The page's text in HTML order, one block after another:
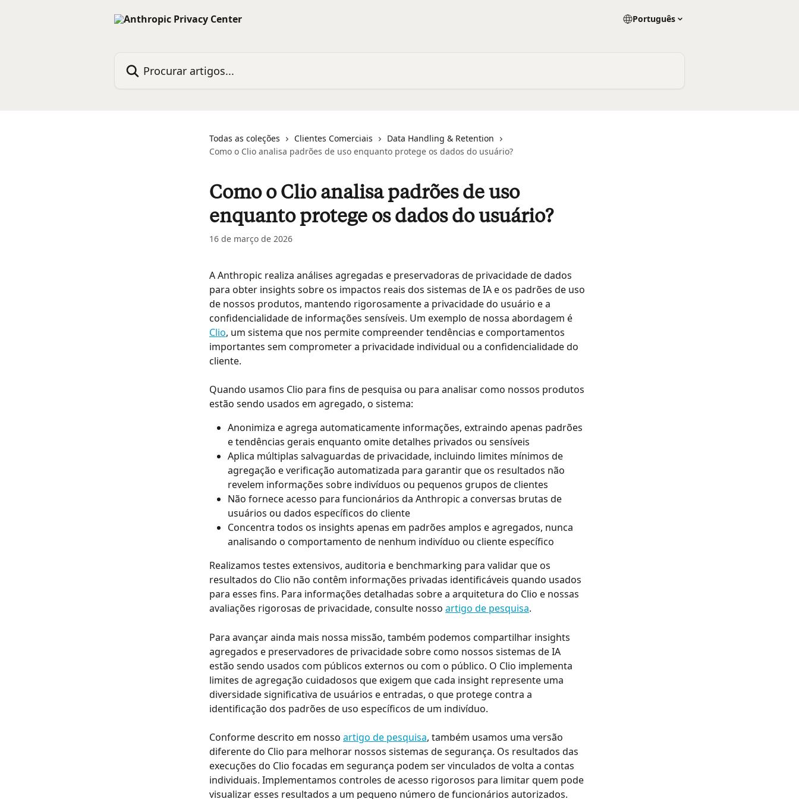
Português
Todas as coleções Clientes Comerciais
Data Handling & Retention
Como o Clio analisa padrões de uso enquanto protege os dados do usuário?
Como o Clio analisa padrões de uso
enquanto protege os dados do usuário?
16 de março de 2026
A Anthropic realiza análises agregadas e preservadoras de privacidade de dados
para obter insights sobre os impactos reais dos sistemas de IA e os padrões de uso
de nossos produtos, mantendo rigorosamente a privacidade do usuário e a
confidencialidade de informações sensíveis. Um exemplo de nossa abordagem é
Clio, um sistema que nos permite compreender tendências e comportamentos
importantes sem comprometer a privacidade individual ou a confidencialidade do
cliente.
Quando usamos Clio para fins de pesquisa ou para analisar como nossos produtos
estão sendo usados em agregado, o sistema:
Anonimiza e agrega automaticamente informações, extraindo apenas padrões
e tendências gerais enquanto omite detalhes privados ou sensíveis
Aplica múltiplas salvaguardas de privacidade, incluindo limites mínimos de
agregação e verificação automatizada para garantir que os resultados não
revelem informações sobre indivíduos ou pequenos grupos de clientes
Não fornece acesso para funcionários da Anthropic a conversas brutas de
usuários ou dados específicos do cliente
Concentra todos os insights apenas em padrões amplos e agregados, nunca
analisando o comportamento de nenhum indivíduo ou cliente específico
Realizamos testes extensivos, auditoria e benchmarking para validar que os
resultados do Clio não contêm informações privadas identificáveis quando usados
para esses fins. Para informações detalhadas sobre a arquitetura do Clio e nossas
avaliações rigorosas de privacidade, consulte nosso artigo de pesquisa.
Para avançar ainda mais nossa missão, também podemos compartilhar insights
agregados e preservadores de privacidade sobre como nossos sistemas de IA
estão sendo usados com públicos externos ou com o público. O Clio implementa
limites de agregação cuidadosos que exigem que cada insight represente uma
diversidade significativa de usuários e entradas, o que protege contra a
identificação dos padrões de uso específicos de um indivíduo.
Conforme descrito em nosso artigo de pesquisa, também usamos uma versão
diferente do Clio para melhorar nossos sistemas de segurança. Os resultados das
execuções do Clio focadas em segurança podem ser vinculados de volta a contas
individuais. Implementamos controles de acesso rigorosos para limitar quem pode
visualizar esses resultados a um pequeno número de funcionários autorizados.